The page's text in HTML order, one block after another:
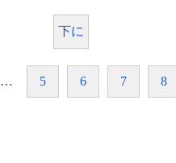
下に
… 5 6 7 8